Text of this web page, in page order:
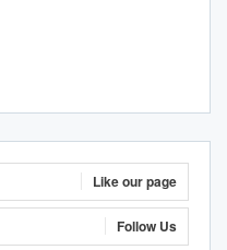
Like our page
Follow Us